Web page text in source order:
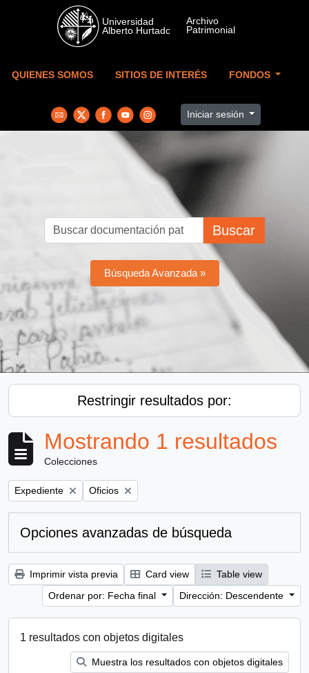
Skip to main content
QUIENES SOMOS SITIOS DE INTERÉS FONDOS
Iniciar sesión
Buscar
Búsqueda Avanzada »
Restringir resultados por:
Mostrando 1 resultados
Colecciones
Remove filter:
Expediente Remove filter:
Oficios
Opciones avanzadas de búsqueda
Imprimir vista previa Card view
Table view
Ordenar por: Fecha final
Dirección: Descendente
1 resultados con objetos digitales
Muestra los resultados con objetos digitales